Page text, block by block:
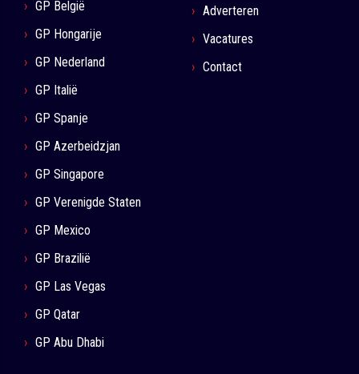
GP België
GP Hongarije
GP Nederland
GP Italië
GP Spanje
GP Azerbeidzjan
GP Singapore
GP Verenigde Staten
GP Mexico
GP Brazilië
GP Las Vegas
GP Qatar
GP Abu Dhabi
Adverteren
Vacatures
Contact